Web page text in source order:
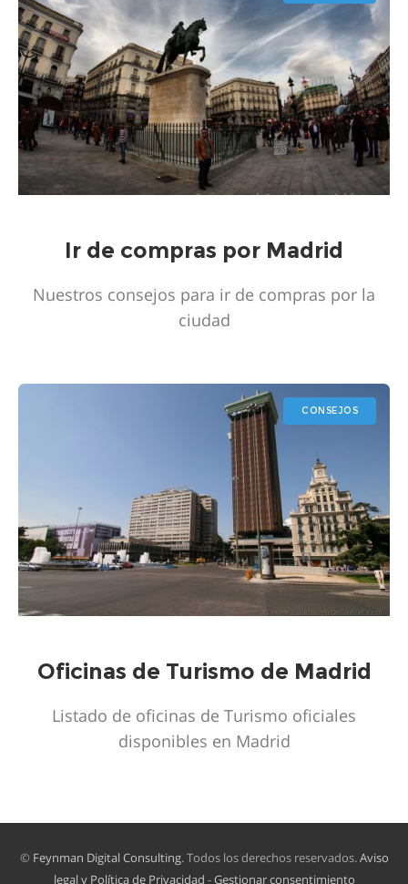
Ir de compras por Madrid
Nuestros consejos para ir de compras por la
ciudad
CONSEJOS
Oficinas de Turismo de Madrid
Listado de oficinas de Turismo oficiales
disponibles en Madrid
© Feynman Digital Consulting. Todos los derechos reservados.Aviso
legal y Política de Privacidad -Gestionar consentimiento